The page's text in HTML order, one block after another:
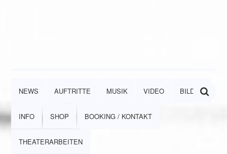
NEWS AUFTRITTE MUSIK VIDEO BILDER
INFO SHOP BOOKING / KONTAKT
THEATERARBEITEN